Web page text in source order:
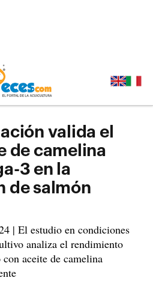
principal
valida el
de camelina
3 en la
de salmón
| El estudio en condiciones
analiza el rendimiento
aceite de camelina